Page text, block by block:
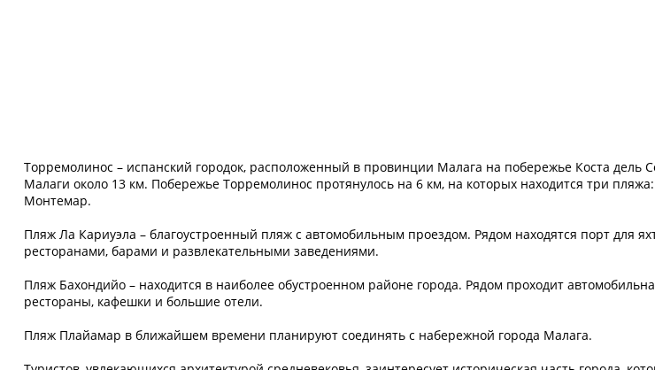
Торремолинос – испанский городок, расположенный в провинции Малага на побережье Коста дель
Малаги около 13 км. Побережье Торремолинос протянулось на 6 км, на которых находится три
Монтемар.
Пляж Ла Кариуэла – благоустроенный пляж с автомобильным проездом. Рядом находятся порт для
ресторанами, барами и развлекательными заведениями.
Пляж Бахондийо – находится в наиболее обустроенном районе города. Рядом проходит
рестораны, кафешки и большие отели.
Пляж Плайамар в ближайшем времени планируют соединять с набережной города Малага.